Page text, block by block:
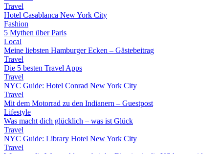
Travel
Hotel Casablanca New York City
Fashion
5 Mythen über Paris
Local
Meine liebsten Hamburger Ecken – Gästebeitrag
Travel
Die 5 besten Travel Apps
Travel
NYC Guide: Hotel Conrad New York City
Travel
Mit dem Motorrad zu den Indianern – Guestpost
Lifestyle
Was macht dich glücklich – was ist Glück
Travel
NYC Guide: Library Hotel New York City
Travel